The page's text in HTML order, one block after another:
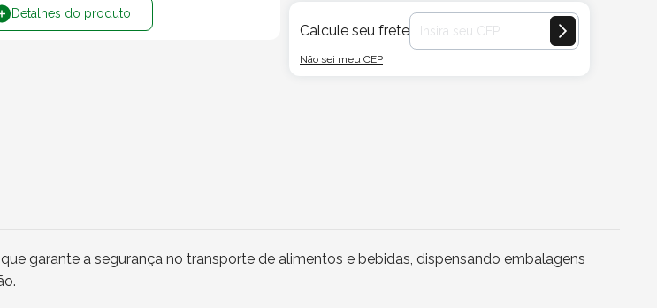
Detalhes do produto
Calcule seu frete
Não sei meu CEP
garante a segurança no transporte de alimentos e bebidas, dispensando embalagens